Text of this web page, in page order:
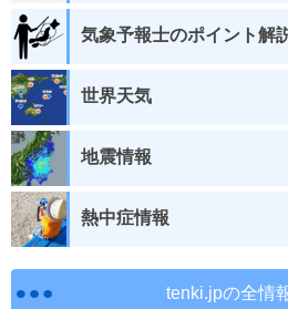
気象予報士のポイント解
世界天気
地震情報
熱中症情報
tenki.jpの全情